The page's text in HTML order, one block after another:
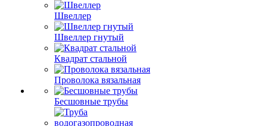
Швеллер
Швеллер гнутый
Квадрат стальной
Проволока вязальная
Бесшовные трубы